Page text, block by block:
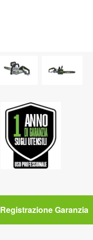
Registrazione Garanzia